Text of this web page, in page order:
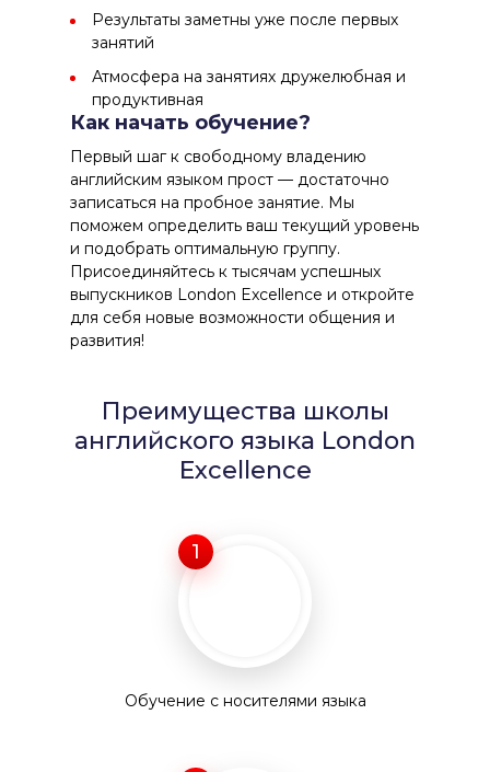
Результаты заметны уже после первых
занятий
Атмосфера на занятиях дружелюбная и
продуктивная
Как начать обучение?
Первый шагк свободному владению
английским языком прост — достаточно
записаться на пробное занятие. Мы
поможем определить ваш текущий уровень
и подобрать оптимальную группу.
Присоединяйтесь к тысячам успешных
выпускников London Excellence и откройте
для себя новые возможности общения и
развития!
Преимущества школы
английского языка London
Excellence
1
Обучение с носителями языка